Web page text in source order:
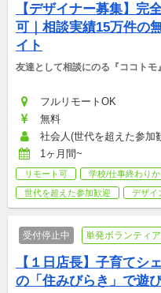
【デザイナー募集】完
可｜相談実績15万件の
イト
友達として相談にのる『ココトモ』
フルリモートOK
無料
社会人(世代を超えた参加
1ヶ月間~
リモート可 学校/仕事終わり
世代を超えた参加歓迎
デザイ
受付停止中 単発ボランティア
【１日店長】子育てシ
の「住みびらき」で遊